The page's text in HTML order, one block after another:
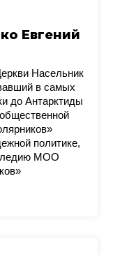
Евгений
Насельник
в самых
до Антарктиды
политике,
МОО